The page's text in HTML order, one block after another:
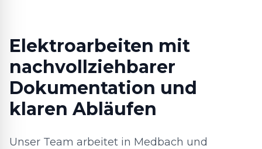
Elektroarbeiten mit
nachvollziehbarer
Dokumentation und
klaren Abläufen
Unser Team arbeitet in Medbach und